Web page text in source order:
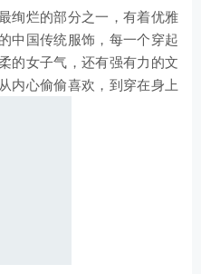
绚烂的部分之一，有着优雅
中国传统服饰，每一个穿起
的女子气，还有强有力的文
内心偷偷喜欢，到穿在身上